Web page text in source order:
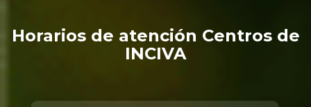
Horarios de atención Centros de
INCIVA